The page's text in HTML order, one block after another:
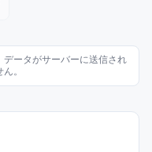
ータがサーバーに送信され
。